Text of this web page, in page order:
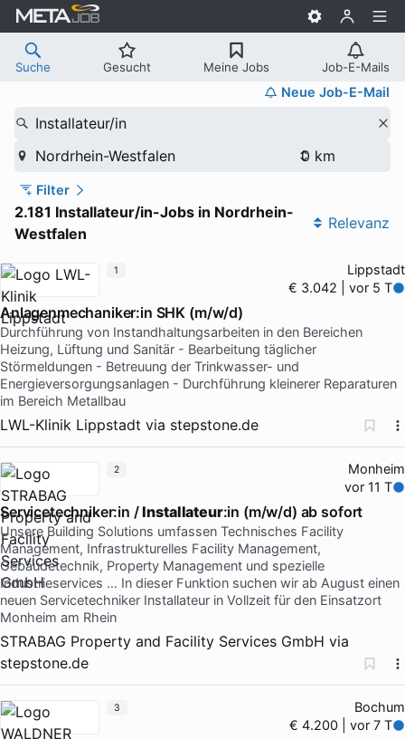
Suche Gesucht Meine Jobs Job-E-Mails
Neue Job-E-Mail
Installateur/in
Nordrhein-Westfalen
Filter
2.181 Installateur/in-Jobs in Nordrhein-
Westfalen
Relevanz
Lippstadt
€ 3.042 | vor 5 T
Anlagenmechaniker:in SHK (m/w/d)
Durchführung von Instandhaltungsarbeiten in den Bereichen
Heizung, Lüftung und Sanitär - Bearbeitung täglicher
Störmeldungen - Betreuung der Trinkwasser- und
Energieversorgungsanlagen - Durchführung kleinerer Reparaturen
im Bereich Metallbau
LWL-Klinik Lippstadt via stepstone.de
1
Monheim
vor 11 T
Servicetechniker:in /Installateur:in (m/w/d) ab sofort
Unsere Building Solutions umfassen Technisches Facility
Management, Infrastrukturelles Facility Management,
Gebäudetechnik, Property Management und spezielle
Industrieservices … In dieser Funktion suchen wir ab August einen
neuen Servicetechniker Installateur in Vollzeit für den Einsatzort
Monheim am Rhein
STRABAG Property and Facility Services GmbH via
stepstone.de
2
Bochum
€ 4.200 | vor 7 T
3